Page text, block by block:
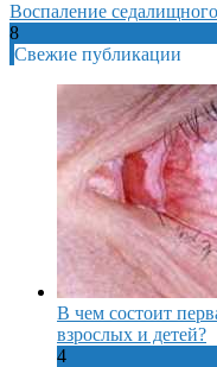
Воспаление
8
Свежие публикации
В чем состоит
взрослых и детей?
4